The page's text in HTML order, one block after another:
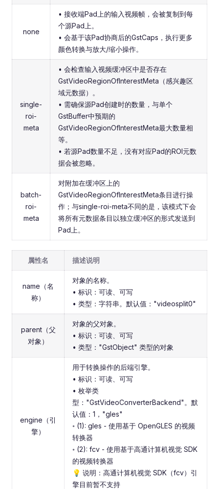
none
• 接收端Pad上的输入视频帧，会被复制到每
个源Pad上。
• 会基于该Pad协商后的GstCaps，执行更多
颜色转换与放大/缩小操作。
single-
roi-
meta
• 会检查输入视频缓冲区中是否存在
GstVideoRegionOfInterestMeta（感兴趣区
域元数据）。
• 需确保源Pad创建时的数量，与单个
GstBuffer中预期的
GstVideoRegionOfInterestMeta最大数量相
等。
• 若源Pad数量不足，没有对应Pad的ROI元数
据会被忽略。
batch-
roi-
meta
对附加在缓冲区上的
GstVideoRegionOfInterestMeta条目进行操
作；与single-roi-meta不同的是，该模式下会
将所有元数据条目以独立缓冲区的形式发送到
Pad上。
属性名 描述说明
name（名
称）
对象的名称。
• 标识：可读、可写
• 类型：字符串。默认值："videosplit0"
parent（父
对象）
对象的父对象。
• 标识：可读、可写
• 类型："GstObject" 类型的对象
engine（引
擎）
用于转换操作的后端引擎。
• 标识：可读、可写
• 枚举类
型："GstVideoConverterBackend"。默
认值：1，"gles"
◦ (1): gles - 使用基于 OpenGLES 的视频
转换器
◦ (2): fcv - 使用基于高通计算机视觉 SDK
的视频转换器
💡 说明：高通计算机视觉 SDK（fcv）引
擎目前暂不支持